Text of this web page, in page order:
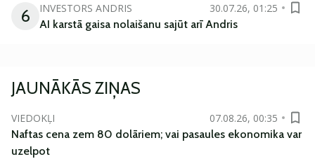
6 INVESTORS ANDRIS
30.07.26, 01:25
AI karstā gaisa nolaišanu sajūt arī Andris
JAUNĀKĀS ZIŅAS
VIEDOKĻI
07.08.26, 00:35
Naftas cena zem 80 dolāriem; vai pasaules ekonomika var
uzelpot